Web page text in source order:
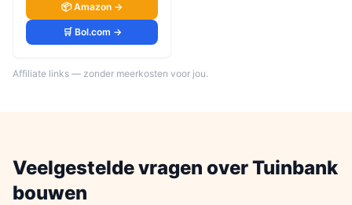
📦 Amazon →
🛒 Bol.com →
Affiliate links — zonder meerkosten voor jou.
Veelgestelde vragen overTuinbank
bouwen